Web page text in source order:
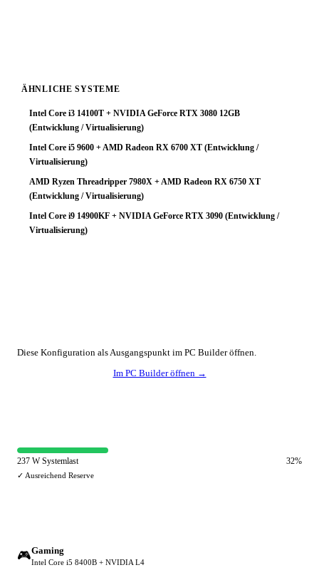
ÄHNLICHE SYSTEME
Intel Core i3 14100T + NVIDIA GeForce RTX 3080 12GB
(Entwicklung / Virtualisierung)
Intel Core i5 9600 + AMD Radeon RX 6700 XT (Entwicklung /
Virtualisierung)
AMD Ryzen Threadripper 7980X + AMD Radeon RX 6750 XT
(Entwicklung / Virtualisierung)
Intel Core i9 14900KF + NVIDIA GeForce RTX 3090 (Entwicklung /
Virtualisierung)
Diese Konfiguration als Ausgangspunkt im PC Builder öffnen.
Im PC Builder öffnen →
237 W Systemlast 32%
✓ Ausreichend Reserve
🎮Gaming
Intel Core i5 8400B + NVIDIA L4